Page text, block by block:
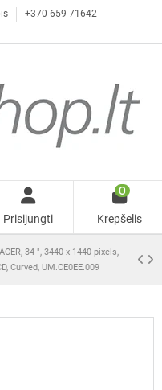
+370 659 71642
Prisijungti
0
Krepšelis
34 ", 3440 x 1440 pixels,
Curved, UM.CE0EE.009